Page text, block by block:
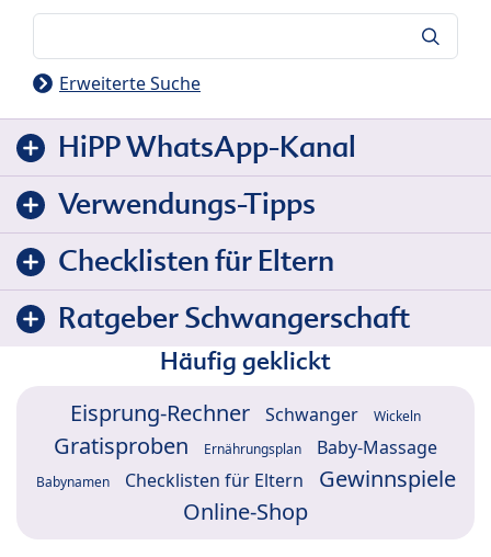
Erweiterte Suche
HiPP WhatsApp-Kanal
Verwendungs-Tipps
Checklisten für Eltern
Ratgeber Schwangerschaft
Häufig geklickt
Eisprung-Rechner Schwanger Wickeln
Gratisproben Ernährungsplan Baby-Massage
Babynamen Checklisten für Eltern
Gewinnspiele
Online-Shop